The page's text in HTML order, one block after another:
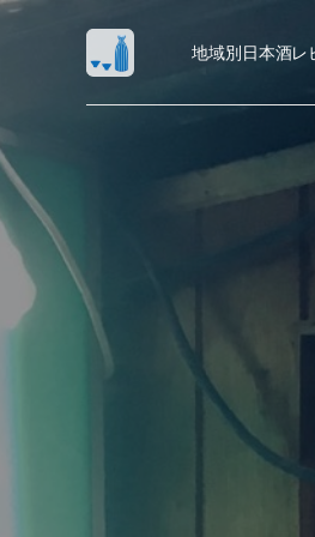
地域別日本酒レ